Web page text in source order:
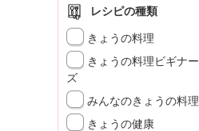
レシピの種類
きょうの料理
きょうの料理ビギナー
ズ
みんなのきょうの料理
きょうの健康